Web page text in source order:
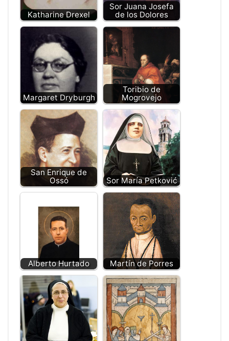
Katharine Drexel
Sor Juana Josefa
de los Dolores
Margaret Dryburgh
Toribio de
Mogrovejo
San Enrique de
Ossó
Sor María Petković
Alberto Hurtado Martín de Porres